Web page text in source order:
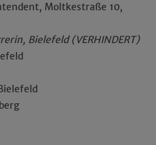
Moltkestraße 10,
Bielefeld (VERHINDERT)